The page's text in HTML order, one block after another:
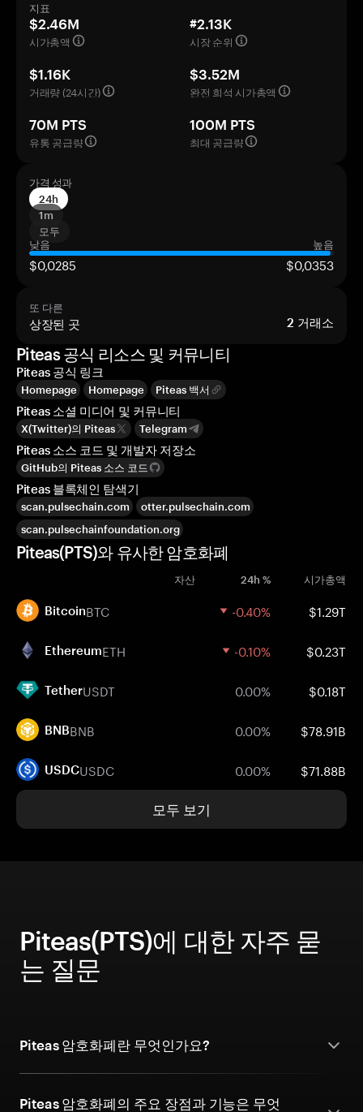
지표
$2.46M
시가총액
#2.13K
시장 순위
$1.16K
거래량 (24시간)
$3.52M
완전 희석 시가총액
70M PTS
유통 공급량
100M PTS
최대 공급량
가격 성과
24h
1m
모두
낮음
높음
$0,0285 $0,0353
또 다른
상장된 곳 2 거래소
Piteas 공식 리소스 및 커뮤니티
Piteas 공식 링크
Homepage Homepage Piteas 백서
Piteas 소셜 미디어 및 커뮤니티
X(Twitter)의 Piteas Telegram
Piteas 소스 코드 및 개발자 저장소
GitHub의 Piteas 소스 코드
Piteas 블록체인 탐색기
scan.pulsechain.com
otter.pulsechain.com
scan.pulsechainfoundation.org
Piteas(PTS)와 유사한 암호화폐
자산 24h % 시가총액
BitcoinBTC -0.40% $1.29T
EthereumETH -0.10% $0.23T
TetherUSDT 0.00% $0.18T
BNBBNB 0.00% $78.91B
USDCUSDC 0.00% $71.88B
모두 보기
Piteas(PTS)에 대한 자주 묻
는 질문
Piteas 암호화폐란 무엇인가요?
Piteas 암호화폐의 주요 장점과 기능은 무엇